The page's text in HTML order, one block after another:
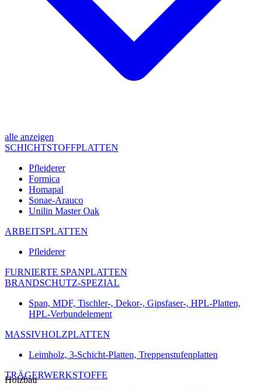
alle anzeigen
SCHICHTSTOFFPLATTEN
Pfleiderer
Formica
Homapal
Sonae-Arauco
Unilin Master Oak
ARBEITSPLATTEN
Pfleiderer
FURNIERTE SPANPLATTEN
BRANDSCHUTZ-SPEZIAL
Span, MDF, Tischler-, Dekor-, Gipsfaser-, HPL-Platten,
HPL-Verbundelement
MASSIVHOLZPLATTEN
Leimholz, 3-Schicht-Platten, Treppenstufenplatten
TRÄGERWERKSTOFFE
Holzbau